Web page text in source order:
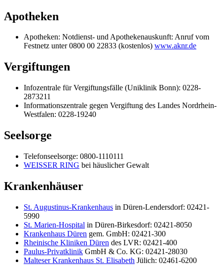
Apotheken
Apotheken: Notdienst- und Apothekenauskunft: Anruf vom
Festnetz unter 0800 00 22833 (kostenlos) www.aknr.de
Vergiftungen
Infozentrale für Vergiftungsfälle (Uniklinik Bonn): 0228-
2873211
Informationszentrale gegen Vergiftung des Landes Nordrhein-
Westfalen: 0228-19240
Seelsorge
Telefonseelsorge: 0800-1110111
WEISSER RING bei häuslicher Gewalt
Krankenhäuser
St. Augustinus-Krankenhaus in Düren-Lendersdorf: 02421-
5990
St. Marien-Hospital in Düren-Birkesdorf: 02421-8050
Krankenhaus Düren gem. GmbH: 02421-300
Rheinische Kliniken Düren des LVR: 02421-400
Paulus-Privatklinik GmbH & Co. KG: 02421-28030
Malteser Krankenhaus St. Elisabeth Jülich: 02461-6200